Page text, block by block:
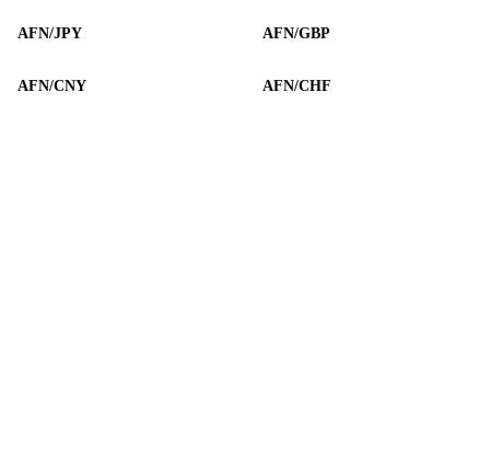
AFN/JPY AFN/GBP
AFN/CNY AFN/CHF